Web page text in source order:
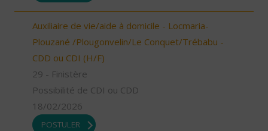
Auxiliaire de vie/aide à domicile - Locmaria-
Plouzané /Plougonvelin/Le Conquet/Trébabu -
CDD ou CDI (H/F)
29 - Finistère
Possibilité de CDI ou CDD
18/02/2026
POSTULER